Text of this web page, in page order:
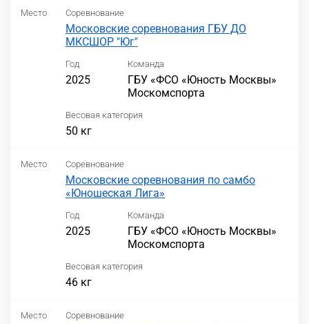
Место Соревнование
Московские соревнования ГБУ ДО
МКСШОР "Юг"
Год
2025
Команда
ГБУ «ФСО «Юность Москвы»
Москомспорта
Весовая категория
50 кг
Место Соревнование
Московские соревнования по самбо
«Юношеская Лига»
Год
2025
Команда
ГБУ «ФСО «Юность Москвы»
Москомспорта
Весовая категория
46 кг
Место Соревнование